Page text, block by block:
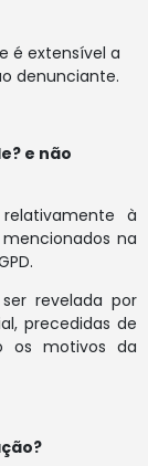
é extensível a
denunciante.
e não
à
na
revelada por
precedidas de
os motivos da